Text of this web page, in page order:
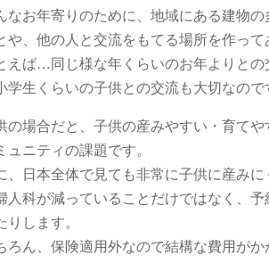
なお年寄りのために、地域にある建物
や、他の人と交流をもてる場所を作って
えば…同じ様な年くらいのお年よりとの
学生くらいの子供との交流も大切なので
の場合だと、子供の産みやすい・育て
ュニティの課題です。
、日本全体で見ても非常に子供に産みに
人科が減っていることだけではなく、
りします。
ろん、保険適用外なので結構な費用が